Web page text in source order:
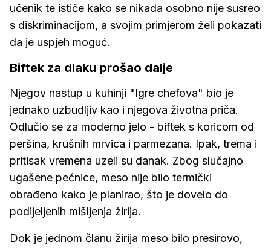
učenik te ističe kako se nikada osobno nije susreo
s diskriminacijom, a svojim primjerom želi pokazati
da je uspjeh moguć.
Biftek za dlaku prošao dalje
Njegov nastup u kuhinji "Igre chefova" bio je
jednako uzbudljiv kao i njegova životna priča.
Odlučio se za moderno jelo - biftek s koricom od
peršina, krušnih mrvica i parmezana. Ipak, trema i
pritisak vremena uzeli su danak. Zbog slučajno
ugašene pećnice, meso nije bilo termički
obrađeno kako je planirao, što je dovelo do
podijeljenih mišljenja žirija.
Dok je jednom članu žirija meso bilo presirovo,